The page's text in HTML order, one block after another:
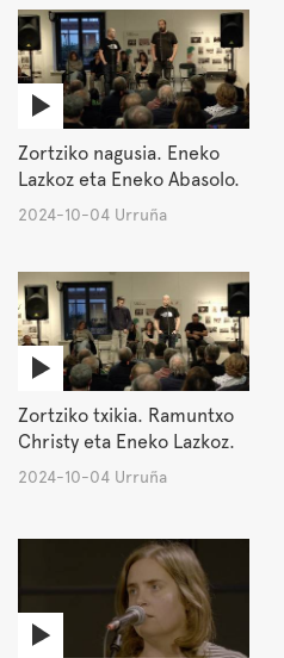
Zortziko nagusia. Eneko
Lazkoz eta Eneko Abasolo.
2024-10-04 Urruña
Zortziko txikia. Ramuntxo
Christy eta Eneko Lazkoz.
2024-10-04 Urruña